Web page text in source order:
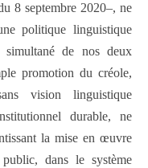
8 septembre 2020–, ne
politique linguistique
simultané de nos deux
promotion du créole,
vision linguistique
durable, ne
la mise en œuvre
public, dans le système